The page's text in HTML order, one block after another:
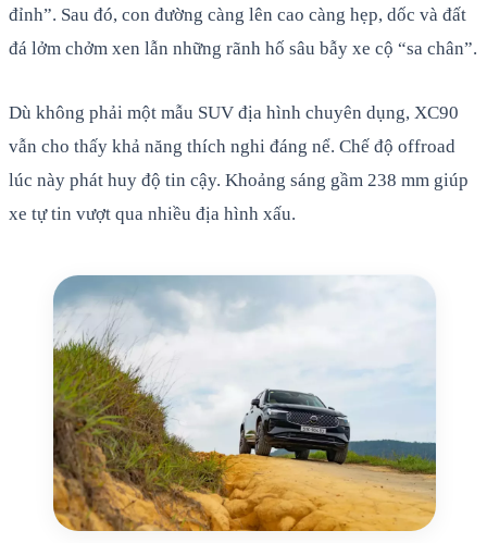
đỉnh”. Sau đó, con đường càng lên cao càng hẹp, dốc và đất
đá lởm chởm xen lẫn những rãnh hố sâu bẫy xe cộ “sa chân”.
Dù không phải một mẫu SUV địa hình chuyên dụng, XC90
vẫn cho thấy khả năng thích nghi đáng nể. Chế độ offroad
lúc này phát huy độ tin cậy. Khoảng sáng gầm 238 mm giúp
xe tự tin vượt qua nhiều địa hình xấu.